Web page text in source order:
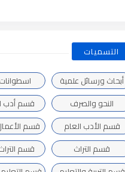
التسميات
أبحاث ورسائل علمية
النحو والصرف
قسم أدب
قسم الأدب العام
قسم
قسم التراث
قسم